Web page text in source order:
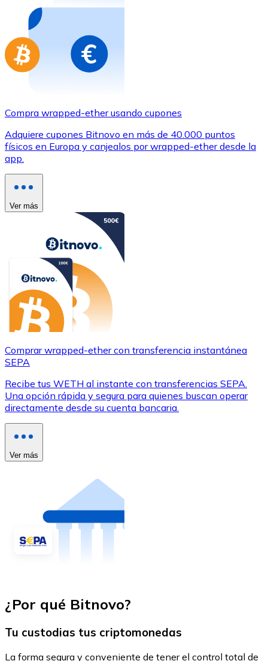
Ir a la tienda de tarjetas regalo
Compra wrapped-ether usando cupones
Adquiere cupones Bitnovo en más de 40.000 puntos
físicos en Europa y canjealos por wrapped-ether desde la
app.
Ver más
Comprar wrapped-ether con transferencia instantánea
SEPA
Recibe tus WETH al instante con transferencias SEPA.
Una opción rápida y segura para quienes buscan operar
directamente desde su cuenta bancaria.
Ver más
¿Por qué Bitnovo?
Tu custodias tus criptomonedas
La forma segura y conveniente de tener el control total de